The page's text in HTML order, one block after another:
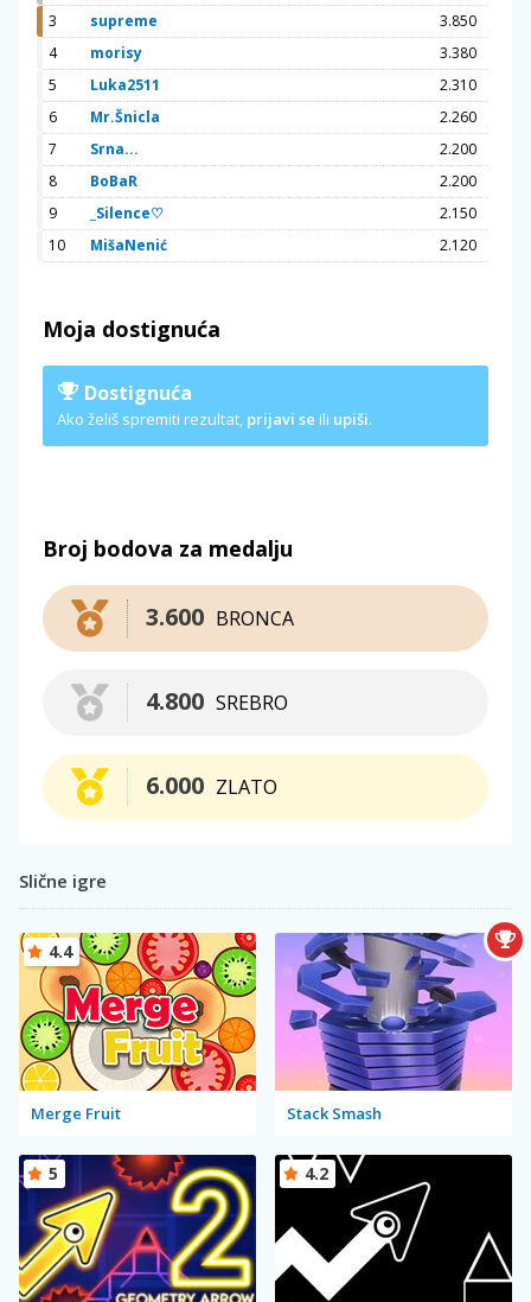
3
supreme
3.850
4
morisy
3.380
5
Luka2511
2.310
6
Mr.Šnicla
2.260
7
Srna...
2.200
8
BoBaR
2.200
9
_Silence♡
2.150
10
MišaNenić 2.120
Moja dostignuća
Dostignuća
Ako želiš spremiti rezultat, prijavi se ili upiši.
Broj bodova za medalju
BRONCA
3.600
SREBRO
4.800
ZLATO
6.000
Slične igre
Merge Fruit
4.4
Stack Smash
5 4.2